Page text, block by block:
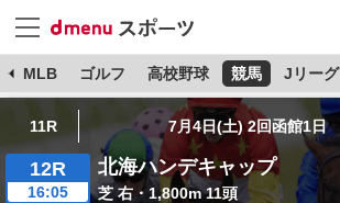
MLB ゴルフ 高校野球 競馬 Jリーグ
11R 7月4日(土) 2回函館1日
12R
16:05
北海ハンデキャップ
芝 右・1,800m 11頭